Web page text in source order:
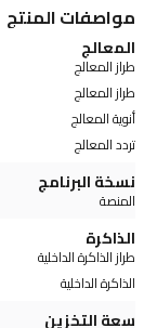
مواصفات المنتج
المعالج
طراز المعالج
طراز المعالج
أنوية المعالج
تردد المعالج
نسخة البرنامج
المنصة
الذاكرة
طراز الذاكرة الداخلية
الذاكرة الداخلية
سعة التخزين